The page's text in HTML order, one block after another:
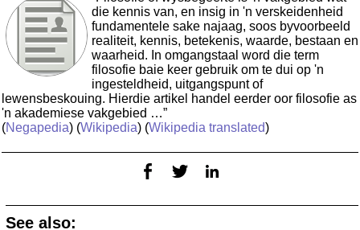
die kennis van, en insig in 'n verskeidenheid
fundamentele sake najaag, soos byvoorbeeld
realiteit, kennis, betekenis, waarde, bestaan en
waarheid. In omgangstaal word die term
filosofie baie keer gebruik om te dui op 'n
ingesteldheid, uitgangspunt of
lewensbeskouing. Hierdie artikel handel eerder oor filosofie as
'n akademiese vakgebied …”
(Negapedia) (Wikipedia) (Wikipedia translated)
See also: